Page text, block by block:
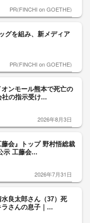
PR(FINCHI on GOETHE)
グを組み、新メディア
PR(FINCHI on GOETHE)
ンモール熊本で死亡の
の指示受け...
2026年8月3日
会』トップ 野村悟総裁
示 工藤会...
2026年7月31日
良太郎さん（37）死
さんの息子｜...